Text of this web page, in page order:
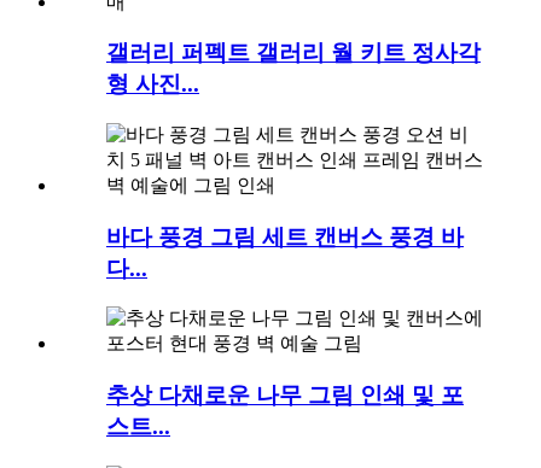
갤러리 퍼펙트 갤러리 월 키트 정사각
형 사진...
바다 풍경 그림 세트 캔버스 풍경 바
다...
추상 다채로운 나무 그림 인쇄 및 포
스트...